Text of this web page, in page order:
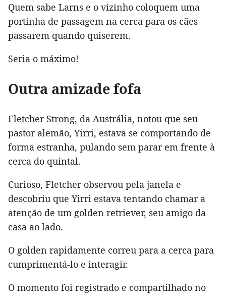
Quem sabe Larns e o vizinho coloquem uma
portinha de passagem na cerca para os cães
passarem quando quiserem.
Seria o máximo!
Outra amizade fofa
Fletcher Strong, da Austrália, notou que seu
pastor alemão, Yirri, estava se comportando de
forma estranha, pulando sem parar em frente à
cerca do quintal.
Curioso, Fletcher observou pela janela e
descobriu que Yirri estava tentando chamar a
atenção de um golden retriever, seu amigo da
casa ao lado.
O golden rapidamente correu para a cerca para
cumprimentá-lo e interagir.
O momento foi registrado e compartilhado no